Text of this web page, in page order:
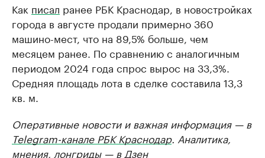
Как писал ранее РБК Краснодар, в новостройках
города в августе продали примерно 360
машино-мест, что на 89,5% больше, чем
месяцем ранее. По сравнению с аналогичным
периодом 2024 года спрос вырос на 33,3%.
Средняя площадь лота в сделке составила 13,3
кв. м.
Оперативные новости и важная информация — в
Telegram-канале РБК Краснодар. Аналитика,
мнения, лонгриды — в Дзен